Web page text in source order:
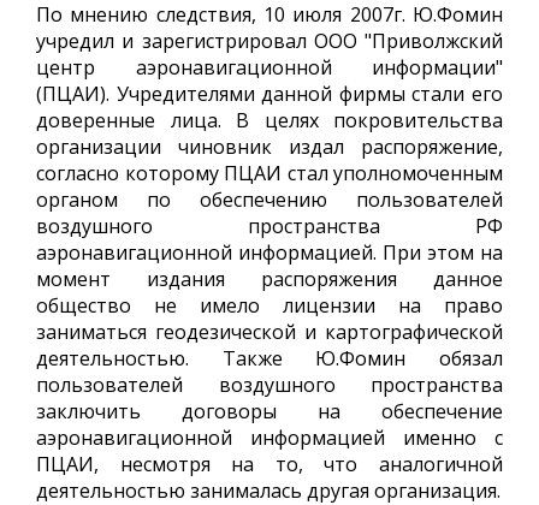
По мнению следствия, 10 июля 2007г. Ю.Фомин
учредил и зарегистрировал ООО "Приволжский
центр аэронавигационной информации"
(ПЦАИ). Учредителями данной фирмы стали его
доверенные лица. В целях покровительства
организации чиновник издал распоряжение,
согласно которому ПЦАИ стал уполномоченным
органом по обеспечению пользователей
воздушного пространства РФ
аэронавигационной информацией. При этом на
момент издания распоряжения данное
общество не имело лицензии на право
заниматься геодезической и картографической
деятельностью. Также Ю.Фомин обязал
пользователей воздушного пространства
заключить договоры на обеспечение
аэронавигационной информацией именно с
ПЦАИ, несмотря на то, что аналогичной
деятельностью занималась другая организация.